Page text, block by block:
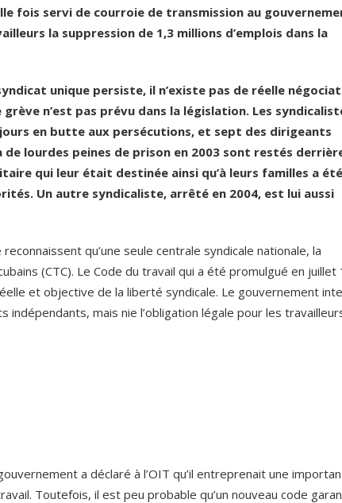
fois servi de courroie de transmission au
la suppression de 1,3 millions d’emplois dans la
unique persiste, il n’existe pas de réelle
n’est pas prévu dans la législation. Les
en butte aux persécutions, et sept des dirigeants
de lourdes peines de prison en 2003 sont restés
qui leur était destinée ainsi qu’à leurs familles a été
Un autre syndicaliste, arrêté en 2004, est lui aussi
qu’une seule centrale syndicale nationale, la
(CTC). Le Code du travail qui a été promulgué en juillet
et objective de la liberté syndicale. Le gouvernement
indépendants, mais nie l’obligation légale pour les
a déclaré à l’OIT qu’il entreprenait une
Toutefois, il est peu probable qu’un nouveau code